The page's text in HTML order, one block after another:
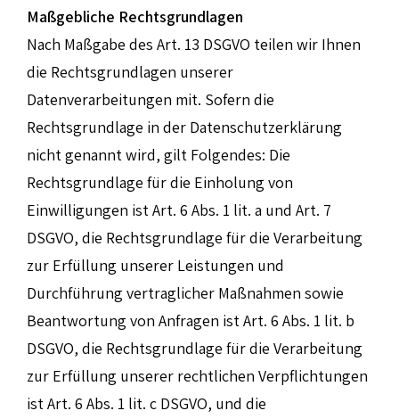
Maßgebliche Rechtsgrundlagen
Nach Maßgabe des Art. 13 DSGVO teilen wir Ihnen
die Rechtsgrundlagen unserer
Datenverarbeitungen mit. Sofern die
Rechtsgrundlage in der Datenschutzerklärung
nicht genannt wird, gilt Folgendes: Die
Rechtsgrundlage für die Einholung von
Einwilligungen ist Art. 6 Abs. 1 lit. a und Art. 7
DSGVO, die Rechtsgrundlage für die Verarbeitung
zur Erfüllung unserer Leistungen und
Durchführung vertraglicher Maßnahmen sowie
Beantwortung von Anfragen ist Art. 6 Abs. 1 lit. b
DSGVO, die Rechtsgrundlage für die Verarbeitung
zur Erfüllung unserer rechtlichen Verpflichtungen
ist Art. 6 Abs. 1 lit. c DSGVO, und die